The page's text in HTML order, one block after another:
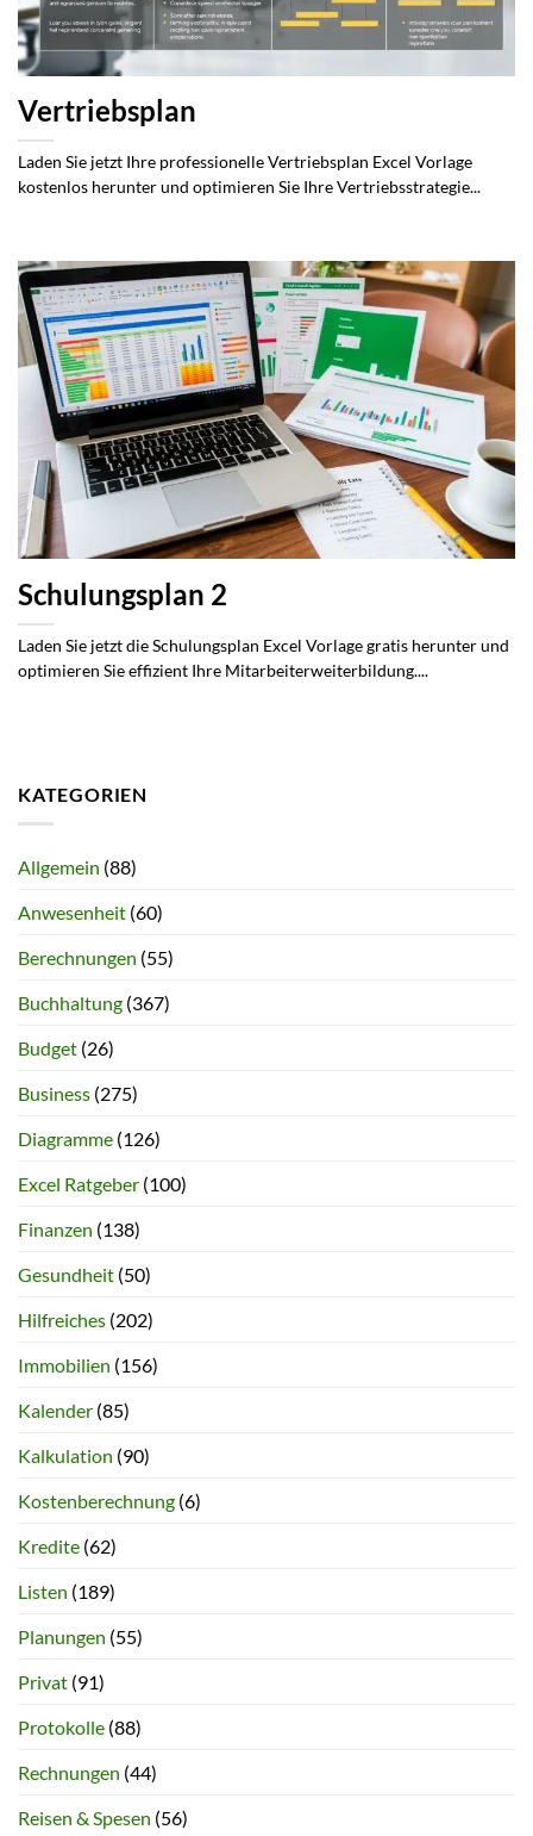
Vertriebsplan
Laden Sie jetzt Ihre professionelle Vertriebsplan Excel Vorlage
kostenlos herunter und optimieren Sie Ihre Vertriebsstrategie...
Schulungsplan 2
Laden Sie jetzt die Schulungsplan Excel Vorlage gratis herunter und
optimieren Sie effizient Ihre Mitarbeiterweiterbildung....
KATEGORIEN
Allgemein (88)
Anwesenheit (60)
Berechnungen (55)
Buchhaltung (367)
Budget (26)
Business (275)
Diagramme (126)
Excel Ratgeber (100)
Finanzen (138)
Gesundheit (50)
Hilfreiches (202)
Immobilien (156)
Kalender (85)
Kalkulation (90)
Kostenberechnung (6)
Kredite (62)
Listen (189)
Planungen (55)
Privat (91)
Protokolle (88)
Rechnungen (44)
Reisen & Spesen (56)